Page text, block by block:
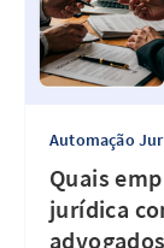
Automação
Quais
jurídica